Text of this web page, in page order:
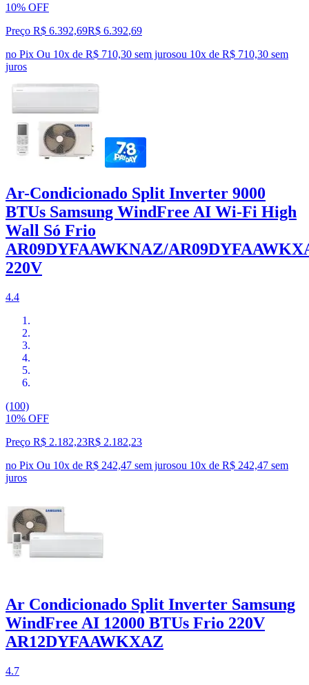
10% OFF
Preço R$ 6.392,69R$ 6.392,69
no Pix Ou 10x de R$ 710,30 sem jurosou 10x de R$ 710,30 sem
juros
Ar-Condicionado Split Inverter 9000
BTUs Samsung WindFree AI Wi-Fi High
Wall Só Frio
AR09DYFAAWKNAZ/
220V
4.4
(100)
10% OFF
Preço R$ 2.182,23R$ 2.182,23
no Pix Ou 10x de R$ 242,47 sem jurosou 10x de R$ 242,47 sem
juros
Ar Condicionado Split Inverter Samsung
WindFree AI 12000 BTUs Frio 220V
AR12DYFAAWKXAZ
4.7